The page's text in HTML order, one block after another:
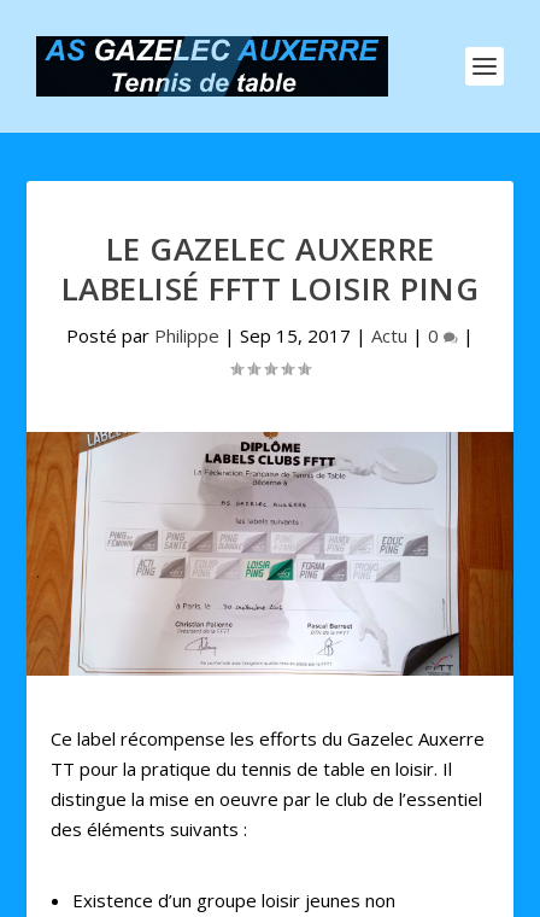
LE GAZELEC AUXERRE
LABELISÉ FFTT LOISIR PING
Posté par Philippe | Sep 15, 2017 | Actu | 0 |
Ce label récompense les efforts du Gazelec Auxerre
TT pour la pratique du tennis de table en loisir. Il
distingue la mise en oeuvre par le club de l’essentiel
des éléments suivants :
Existence d’un groupe loisir jeunes non